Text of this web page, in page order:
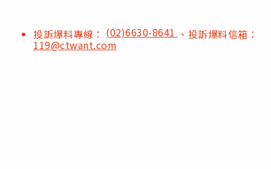
投訴爆料專線： (02)6630-8641 、投訴爆料信箱：
119@ctwant.com